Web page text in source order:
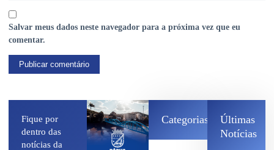
Salvar meus dados neste navegador para a próxima vez que eu
comentar.
Fique por
dentro das
notícias da
Categorias
Últimas
Notícias